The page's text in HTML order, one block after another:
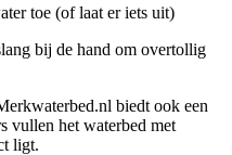
toe (of laat er iets uit)
bij de hand om overtollig
biedt ook een
vullen het waterbed met
ligt.